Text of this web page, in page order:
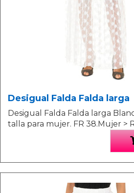
Desigual Falda Falda larga
Desigual Falda Falda larga
talla para mujer. FR 38.Mujer >